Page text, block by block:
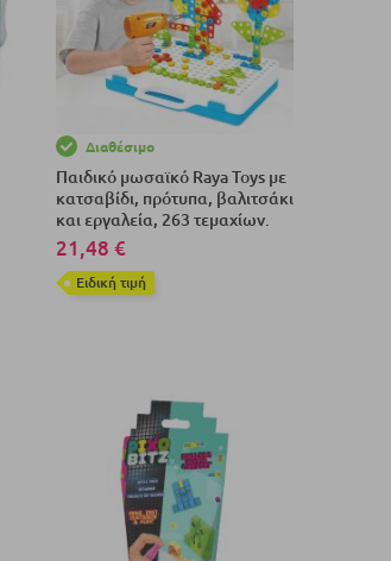
Διαθέσιμο
Παιδικό μωσαϊκό Raya Toys με
κατσαβίδι, πρότυπα, βαλιτσάκι
και εργαλεία, 263 τεμαχίων.
21,48 €
Eιδική τιμή